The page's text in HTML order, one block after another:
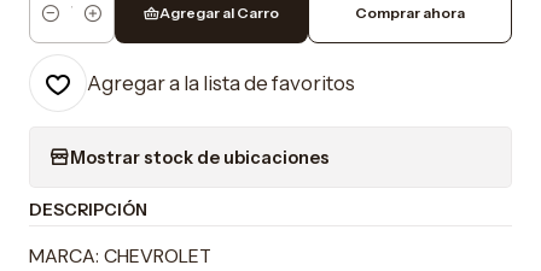
Cantidad
Agregar al Carro Comprar ahora
Agregar a la lista de favoritos
Mostrar stock de ubicaciones
DESCRIPCIÓN
MARCA: CHEVROLET